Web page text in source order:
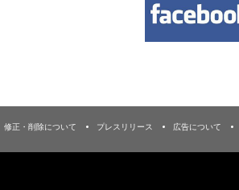
修正・削除について プレスリリース 広告について